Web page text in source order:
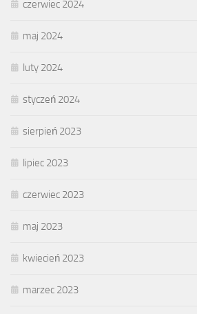
czerwiec 2024
maj 2024
luty 2024
styczeń 2024
sierpień 2023
lipiec 2023
czerwiec 2023
maj 2023
kwiecień 2023
marzec 2023